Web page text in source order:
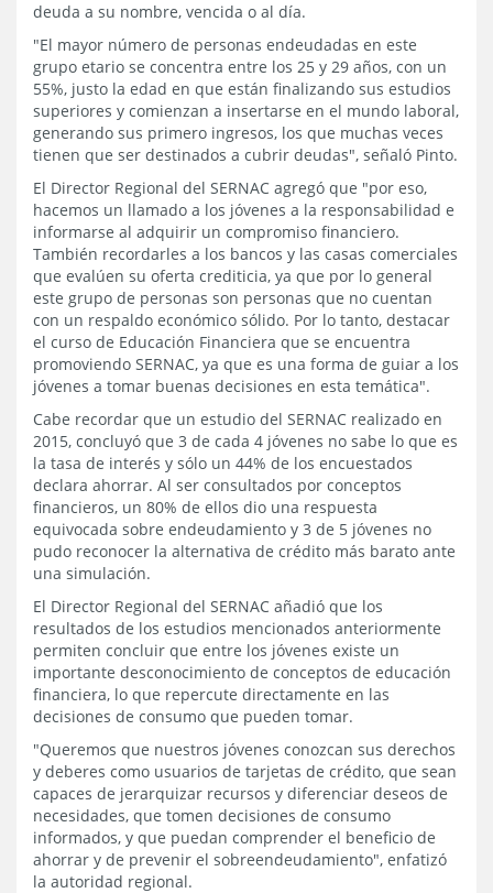
deuda a su nombre, vencida o al día.
"El mayor número de personas endeudadas en este
grupo etario se concentra entre los 25 y 29 años, con un
55%, justo la edad en que están finalizando sus estudios
superiores y comienzan a insertarse en el mundo laboral,
generando sus primero ingresos, los que muchas veces
tienen que ser destinados a cubrir deudas", señaló Pinto.
El Director Regional del SERNAC agregó que "por eso,
hacemos un llamado a los jóvenes a la responsabilidad e
informarse al adquirir un compromiso financiero.
También recordarles a los bancos y las casas comerciales
que evalúen su oferta crediticia, ya que por lo general
este grupo de personas son personas que no cuentan
con un respaldo económico sólido. Por lo tanto, destacar
el curso de Educación Financiera que se encuentra
promoviendo SERNAC, ya que es una forma de guiar a los
jóvenes a tomar buenas decisiones en esta temática".
Cabe recordar que un estudio del SERNAC realizado en
2015, concluyó que 3 de cada 4 jóvenes no sabe lo que es
la tasa de interés y sólo un 44% de los encuestados
declara ahorrar. Al ser consultados por conceptos
financieros, un 80% de ellos dio una respuesta
equivocada sobre endeudamiento y 3 de 5 jóvenes no
pudo reconocer la alternativa de crédito más barato ante
una simulación.
El Director Regional del SERNAC añadió que los
resultados de los estudios mencionados anteriormente
permiten concluir que entre los jóvenes existe un
importante desconocimiento de conceptos de educación
financiera, lo que repercute directamente en las
decisiones de consumo que pueden tomar.
"Queremos que nuestros jóvenes conozcan sus derechos
y deberes como usuarios de tarjetas de crédito, que sean
capaces de jerarquizar recursos y diferenciar deseos de
necesidades, que tomen decisiones de consumo
informados, y que puedan comprender el beneficio de
ahorrar y de prevenir el sobreendeudamiento", enfatizó
la autoridad regional.